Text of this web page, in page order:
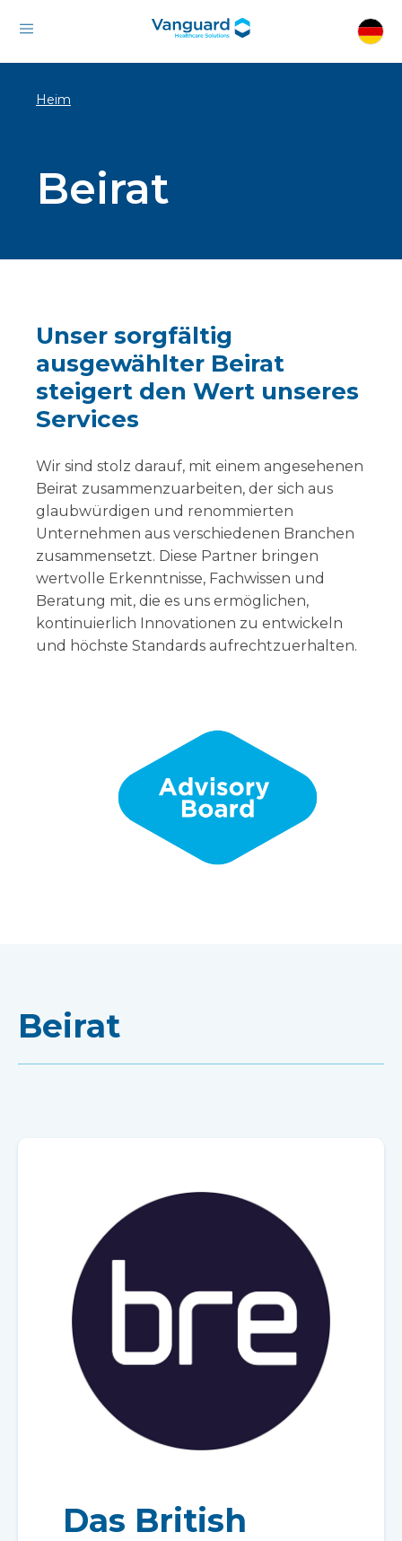
Heim
Beirat
Unser sorgfältig
ausgewählter Beirat
steigert den Wert unseres
Services
Wir sind stolz darauf, mit einem angesehenen
Beirat zusammenzuarbeiten, der sich aus
glaubwürdigen und renommierten
Unternehmen aus verschiedenen Branchen
zusammensetzt. Diese Partner bringen
wertvolle Erkenntnisse, Fachwissen und
Beratung mit, die es uns ermöglichen,
kontinuierlich Innovationen zu entwickeln
und höchste Standards aufrechtzuerhalten.
Beirat
Das British